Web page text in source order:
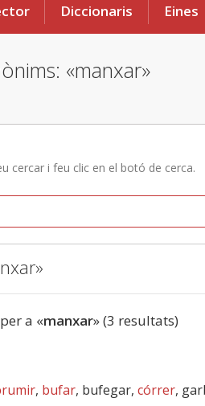
Diccionaris Eines
«manxar»
cercar i feu clic en el botó de cerca.
a «manxar» (3 resultats)
, bufar, bufegar, córrer,